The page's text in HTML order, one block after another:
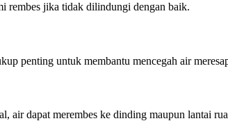
rembes jika tidak dilindungi dengan baik.
penting untuk membantu mencegah air
air dapat merembes ke dinding maupun lantai